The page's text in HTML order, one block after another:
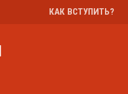
КАК ВСТУПИТЬ?